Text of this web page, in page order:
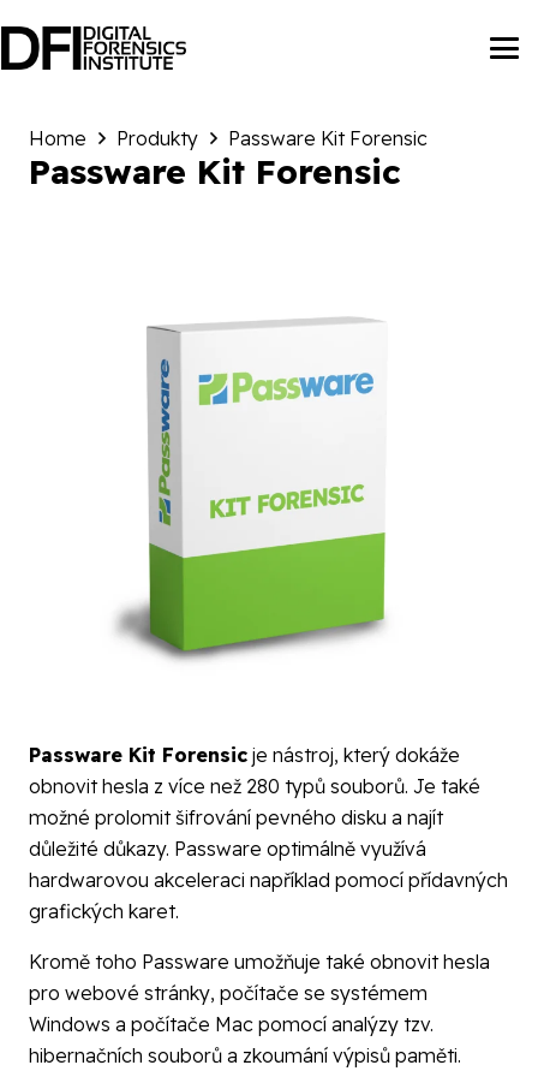
Home Produkty Passware Kit Forensic
Passware Kit Forensic
Passware Kit Forensic je nástroj, který dokáže
obnovit hesla z více než 280 typů souborů. Je také
možné prolomit šifrování pevného disku a najít
důležité důkazy. Passware optimálně využívá
hardwarovou akceleraci například pomocí přídavných
grafických karet.
Kromě toho Passware umožňuje také obnovit hesla
pro webové stránky, počítače se systémem
Windows a počítače Mac pomocí analýzy tzv.
hibernačních souborů a zkoumání výpisů paměti.